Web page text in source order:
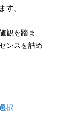
す。
観を踏ま
ンスを詰め
択